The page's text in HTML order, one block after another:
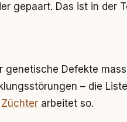
gepaart. Das ist in der
genetische Defekte
– die
Züchter arbeitet so.